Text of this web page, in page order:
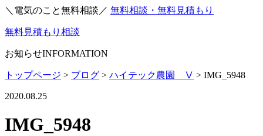
＼電気のこと無料相談／ 無料相談・無料見積もり
無料見積もり相談
お知らせINFORMATION
トップページ > ブログ > ハイテック農園 Ⅴ > IMG_5948
2020.08.25
IMG_5948